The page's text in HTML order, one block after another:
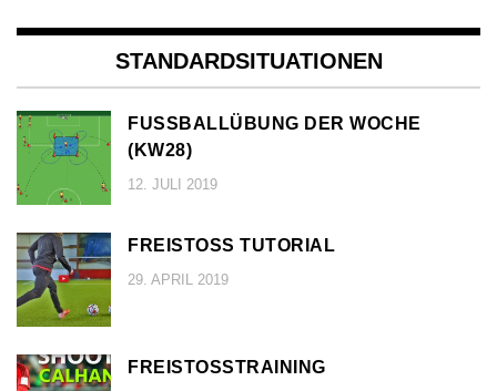
STANDARDSITUATIONEN
FUSSBALLÜBUNG DER WOCHE (
KW28)
12. JULI 2019
FREISTOSS TUTORIAL
29. APRIL 2019
FREISTOSSTRAINING